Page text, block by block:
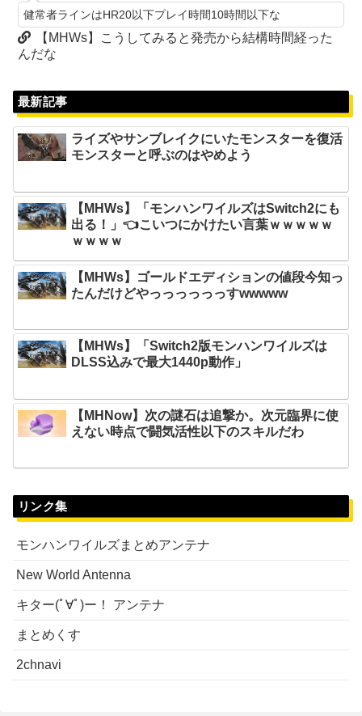
健常者ラインはHR20以下プレイ時間10時間以下な
【MHWs】こうしてみると発売から結構時間経った
んだな
最新記事
ライズやサンブレイクにいたモンスターを復活
モンスターと呼ぶのはやめよう
【MHWs】「モンハンワイルズはSwitch2にも
出る！」👈こいつにかけたい言葉ｗｗｗｗｗ
ｗｗｗｗ
【MHWs】ゴールドエディションの値段今知っ
たんだけどやっっっっっっすwwwww
【MHWs】「Switch2版モンハンワイルズは
DLSS込みで最大1440p動作」
【MHNow】次の謎石は追撃か。次元臨界に使
えない時点で闘気活性以下のスキルだわ
リンク集
モンハンワイルズまとめアンテナ
New World Antenna
キター(ﾟ∀ﾟ)ー！ アンテナ
まとめくす
2chnavi